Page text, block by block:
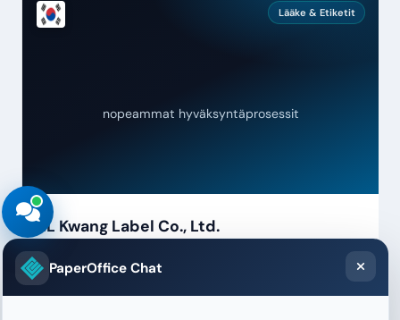
Lääke & Etiketit
nopeammat hyväksyntäprosessit
IL Kwang Label Co., Ltd.
Lääke- ja kosmetiikka-alan etikettispesifikaatiot
sääntelyvaatimuksineen tarkistetaan ja hyväksytään
automaattisesti. Ei enää manuaalisia tarkistuslistoja.
PaperOffice Chat